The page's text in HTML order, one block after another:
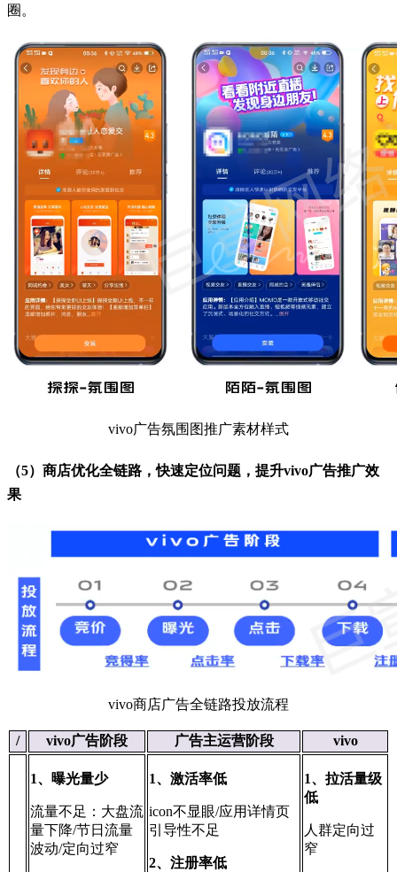
圈。
vivo广告氛围图推广素材样式
（5）商店优化全链路，快速定位问题，提升vivo广告推广效
果
vivo商店广告全链路投放流程
/ vivo广告阶段 广告主运营阶段 vivo
1、曝光量少
流量不足：大盘流
量下降/节日流量
波动/定向过窄
1、激活率低
icon不显眼/应用详情页
引导性不足
2、注册率低
1、拉活量级
低
人群定向过
窄